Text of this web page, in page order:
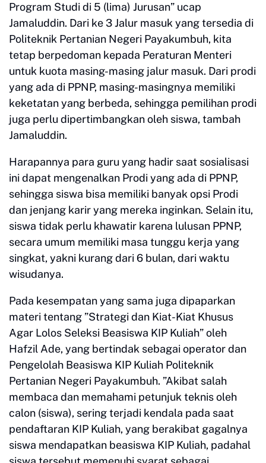
Program Studi di 5 (lima) Jurusan” ucap
Jamaluddin. Dari ke 3 Jalur masuk yang tersedia di
Politeknik Pertanian Negeri Payakumbuh, kita
tetap berpedoman kepada Peraturan Menteri
untuk kuota masing-masing jalur masuk. Dari prodi
yang ada di PPNP, masing-masingnya memiliki
keketatan yang berbeda, sehingga pemilihan prodi
juga perlu dipertimbangkan oleh siswa, tambah
Jamaluddin.
Harapannya para guru yang hadir saat sosialisasi
ini dapat mengenalkan Prodi yang ada di PPNP,
sehingga siswa bisa memiliki banyak opsi Prodi
dan jenjang karir yang mereka inginkan. Selain itu,
siswa tidak perlu khawatir karena lulusan PPNP,
secara umum memiliki masa tunggu kerja yang
singkat, yakni kurang dari 6 bulan, dari waktu
wisudanya.
Pada kesempatan yang sama juga dipaparkan
materi tentang ”Strategi dan Kiat-Kiat Khusus
Agar Lolos Seleksi Beasiswa KIP Kuliah” oleh
Hafzil Ade, yang bertindak sebagai operator dan
Pengelolah Beasiswa KIP Kuliah Politeknik
Pertanian Negeri Payakumbuh. ”Akibat salah
membaca dan memahami petunjuk teknis oleh
calon (siswa), sering terjadi kendala pada saat
pendaftaran KIP Kuliah, yang berakibat gagalnya
siswa mendapatkan beasiswa KIP Kuliah, padahal